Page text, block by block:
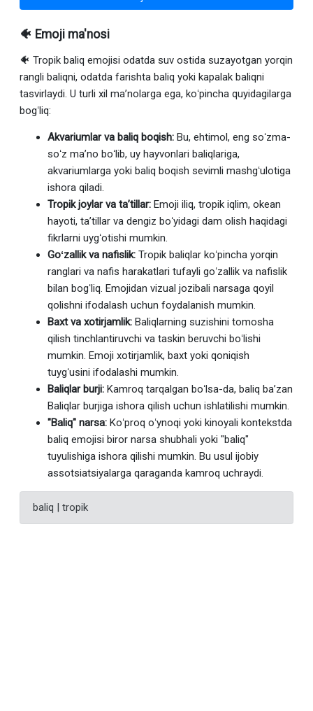
🐠 Emoji ma'nosi
🐠 Tropik baliq emojisi odatda suv ostida suzayotgan yorqin
rangli baliqni, odatda farishta baliq yoki kapalak baliqni
tasvirlaydi. U turli xil maʼnolarga ega, koʻpincha quyidagilarga
bogʻliq:
Akvariumlar va baliq boqish: Bu, ehtimol, eng soʻzma-
soʻz maʼno boʻlib, uy hayvonlari baliqlariga,
akvariumlarga yoki baliq boqish sevimli mashgʻulotiga
ishora qiladi.
Tropik joylar va taʼtillar: Emoji iliq, tropik iqlim, okean
hayoti, taʼtillar va dengiz boʻyidagi dam olish haqidagi
fikrlarni uygʻotishi mumkin.
Goʻzallik va nafislik: Tropik baliqlar koʻpincha yorqin
ranglari va nafis harakatlari tufayli goʻzallik va nafislik
bilan bogʻliq. Emojidan vizual jozibali narsaga qoyil
qolishni ifodalash uchun foydalanish mumkin.
Baxt va xotirjamlik: Baliqlarning suzishini tomosha
qilish tinchlantiruvchi va taskin beruvchi boʻlishi
mumkin. Emoji xotirjamlik, baxt yoki qoniqish
tuygʻusini ifodalashi mumkin.
Baliqlar burji: Kamroq tarqalgan boʻlsa-da, baliq baʼzan
Baliqlar burjiga ishora qilish uchun ishlatilishi mumkin.
"Baliq" narsa: Koʻproq oʻynoqi yoki kinoyali kontekstda
baliq emojisi biror narsa shubhali yoki "baliq"
tuyulishiga ishora qilishi mumkin. Bu usul ijobiy
assotsiatsiyalarga qaraganda kamroq uchraydi.
baliq | tropik